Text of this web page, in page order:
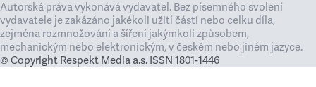
Autorská práva vykonává vydavatel. Bez písemného svolení
vydavatele je zakázáno jakékoli užití částí nebo celku díla,
zejména rozmnožování a šíření jakýmkoli způsobem,
mechanickým nebo elektronickým, v českém nebo jiném jazyce.
© Copyright Respekt Media a.s. ISSN 1801-1446